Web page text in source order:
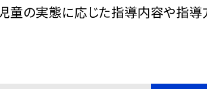
童の実態に応じた指導内容や指導